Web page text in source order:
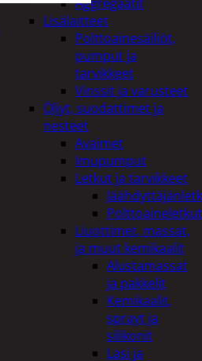
Lisälaitteet
Polttoainesäiliöt,
pumput ja
tarvikkeet
Vinssit ja varusteet
Öljyt, suodattimet ja
nesteet
Avaimet
Imupumput
Letkut ja tarvikkeet
Polttoaineletkut
Liuottimet, massat,
ja muut kemikaalit
Alustamassat
ja pakkelit
Kemikaalit,
sprayt ja
silikonit
Lasi ja